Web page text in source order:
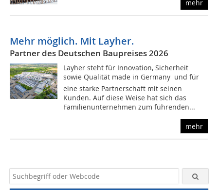
mehr
Mehr möglich. Mit Layher.
Partner des Deutschen Baupreises 2026
Layher steht für Innovation, Sicherheit
sowie Qualität made in Germany  und für
eine starke Partnerschaft mit seinen
Kunden. Auf diese Weise hat sich das
Familienunternehmen zum führenden...
mehr